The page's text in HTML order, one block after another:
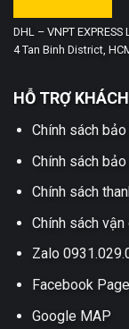
DHL – VNPT
4 Tan Binh District,
HỖ TRỢ
Chính sách
Chính sách
Chính sách
Chính sách
Zalo
Facebook Page
Google MAP